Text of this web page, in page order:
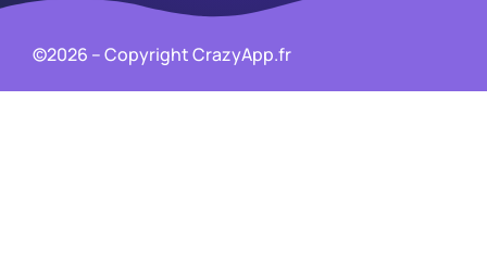
©2026 – Copyright CrazyApp.fr